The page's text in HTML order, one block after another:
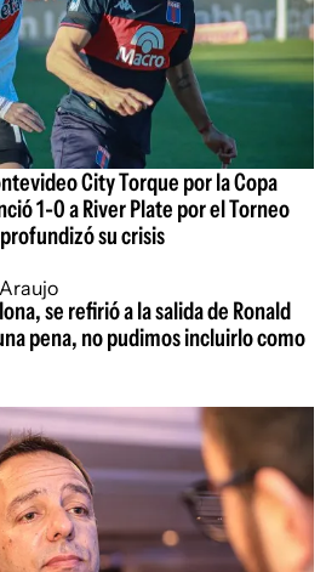
City Torque por la Copa
1-0 a River Plate por el Torneo
su crisis
se refirió a la salida de Ronald
pena, no pudimos incluirlo como